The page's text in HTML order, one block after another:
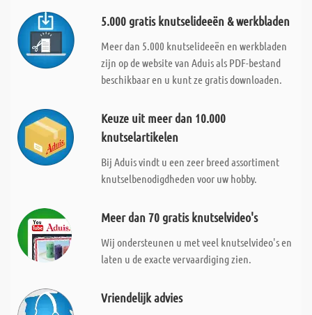
5.000 gratis knutselideeën & werkbladen
Meer dan 5.000 knutselideeën en werkbladen
zijn op de website van Aduis als PDF-bestand
beschikbaar en u kunt ze gratis downloaden.
Keuze uit meer dan 10.000
knutselartikelen
Bij Aduis vindt u een zeer breed assortiment
knutselbenodigdheden voor uw hobby.
Meer dan 70 gratis knutselvideo's
Wij ondersteunen u met veel knutselvideo's en
laten u de exacte vervaardiging zien.
Vriendelijk advies